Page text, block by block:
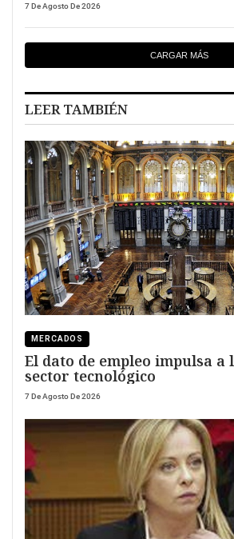
7 De Agosto De 2026
CARGAR MÁS
LEER TAMBIÉN
MERCADOS
El dato de empleo impulsa a
sector tecnológico
7 De Agosto De 2026